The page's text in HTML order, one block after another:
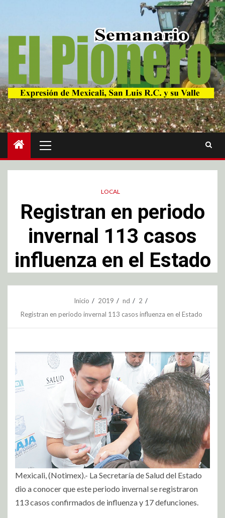
LOCAL
Registran en periodo
invernal 113 casos
influenza en el Estado
Inicio 2019 nd
2
Registran en periodo invernal 113 casos influenza en el Estado
Mexicali, (Notimex).- La Secretaría de Salud del Estado
dio a conocer que este periodo invernal se registraron
113 casos confirmados de influenza y 17 defunciones.